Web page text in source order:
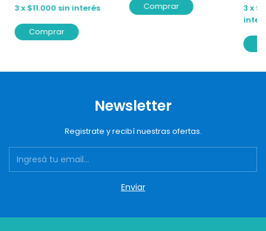
3 x$11.000 sin interés
Comprar
Comprar
3 x
Newsletter
Registrate y recibí nuestras ofertas.